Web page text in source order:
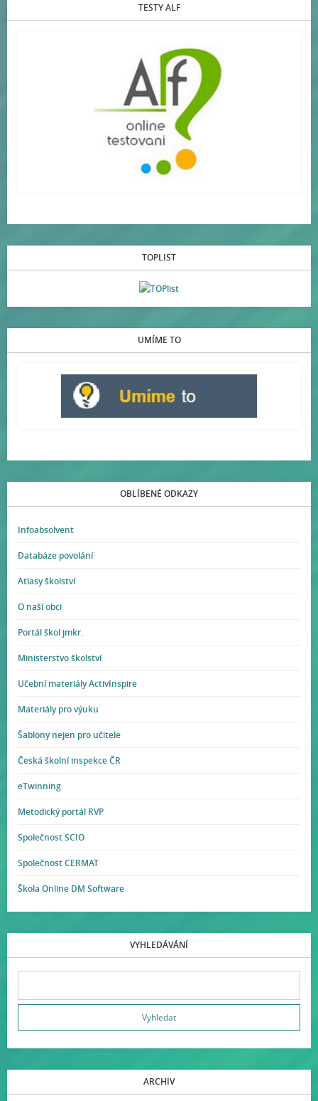
TESTY ALF
TOPLIST
UMÍME TO
OBLÍBENÉ ODKAZY
Infoabsolvent
Databáze povolání
Atlasy školství
O naší obci
Portál škol jmkr.
Ministerstvo školství
Učební materiály ActivInspire
Materiály pro výuku
Šablony nejen pro učitele
Česká školní inspekce ČR
eTwinning
Metodický portál RVP
Společnost SCIO
Společnost CERMAT
Škola Online DM Software
VYHLEDÁVÁNÍ
ARCHIV